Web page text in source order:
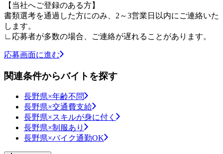
【当社へご登録のある方】
書類選考を通過した方にのみ、2～3営業日以内にご連絡いた
します。
∟応募者が多数の場合、ご連絡が遅れることがあります。
応募画面に進む
関連条件からバイトを探す
長野県×年齢不問
長野県×交通費支給
長野県×スキルが身に付く
長野県×制服あり
長野県×バイク通勤OK